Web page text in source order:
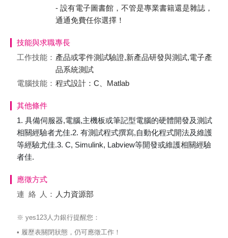
- 設有電子圖書館，不管是專業書籍還是雜誌，
通通免費任你選擇！
技能與求職專長
工作技能： 產品或零件測試驗證,新產品研發與測試,電子產
品系統測試
電腦技能： 程式設計：C、Matlab
其他條件
1. 具備伺服器,電腦,主機板或筆記型電腦的硬體開發及測試
相關經驗者尤佳.2. 有測試程式撰寫,自動化程式開法及維護
等經驗尤佳.3. C, Simulink, Labview等開發或維護相關經驗
者佳.
應徵方式
連絡
人： 人力資源部
※ yes123人力銀行提醒您：
• 履歷表關閉狀態，仍可應徵工作！